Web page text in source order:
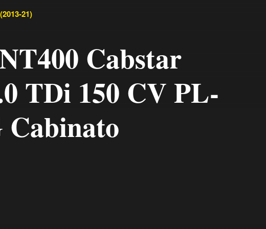
21)
Cabstar
TDi 150 CV PL-
Cabinato